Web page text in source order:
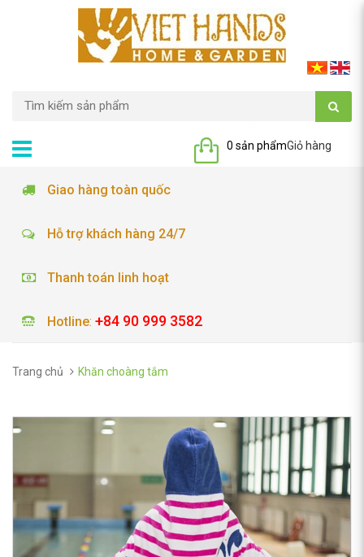
Giỏ hàng
0 sản phẩm
Giao hàng toàn quốc
Hỗ trợ khách hàng 24/7
Thanh toán linh hoạt
Hotline: +84 90 999 3582
Trang chủ Khăn choàng tắm